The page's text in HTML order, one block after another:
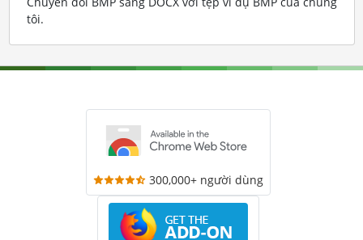
tôi.
300,000+ người dùng